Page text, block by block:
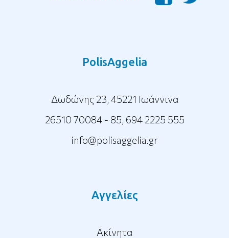
PolisAggelia
Δωδώνης 23, 45221 Ιωάννινα
26510 70084 - 85 694 2225 555
info@polisaggelia.gr
Αγγελίες
Ακίνητα